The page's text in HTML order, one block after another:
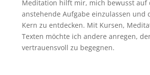
Meditation hilft mir, mich bewusst auf
anstehende Aufgabe einzulassen und
Kern zu entdecken. Mit Kursen,
Texten möchte ich andere anregen,
vertrauensvoll zu begegnen.